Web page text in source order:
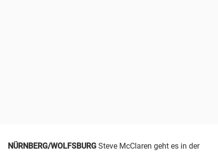
NÜRNBERG/WOLFSBURG Steve McClaren geht es in der